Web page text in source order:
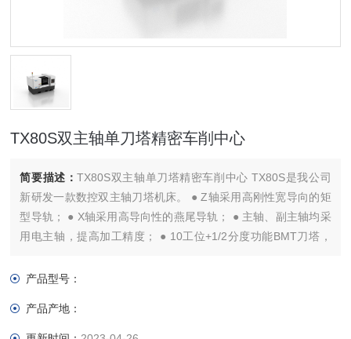
TX80S双主轴单刀塔精密车削中心
简要描述：TX80S双主轴单刀塔精密车削中心 TX80S是我公司
新研发一款数控双主轴刀塔机床。 ● Z轴采用高刚性宽导向的矩
型导轨； ● X轴采用高导向性的燕尾导轨； ● 主轴、副主轴均采
用电主轴，提高加工精度； ● 10工位+1/2分度功能BMT刀塔，
工；
产品型号：
产品产地：